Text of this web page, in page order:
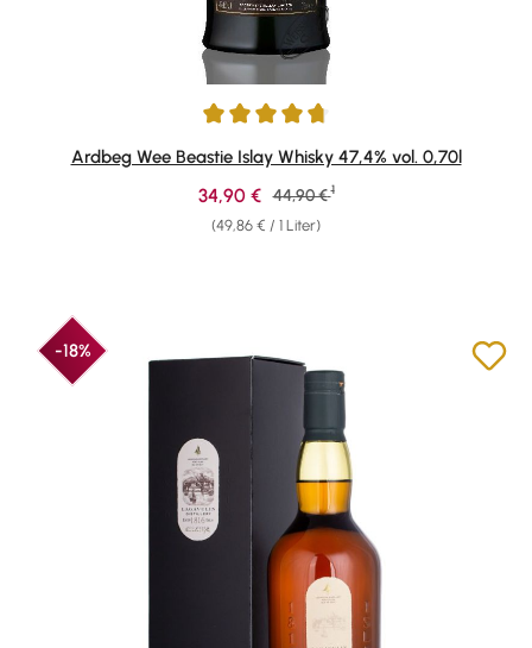
Durchschnittliche Bewertung von 4.75 von 5 Sternen
Ardbeg Wee Beastie Islay Whisky 47,4% vol. 0,70l
(49,86 € / 1 Liter)
Verkaufspreis:
34,90 € Regulärer Preis:
44,90 € 1
-18%